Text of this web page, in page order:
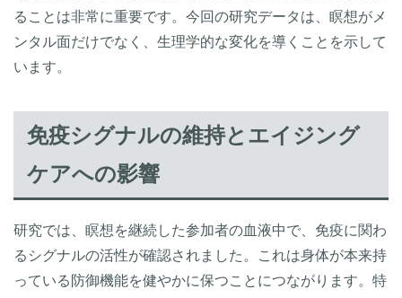
ることは非常に重要です。今回の研究データは、瞑想がメ
ンタル面だけでなく、生理学的な変化を導くことを示して
います。
免疫シグナルの維持とエイジング
ケアへの影響
研究では、瞑想を継続した参加者の血液中で、免疫に関わ
るシグナルの活性が確認されました。これは身体が本来持
っている防御機能を健やかに保つことにつながります。特